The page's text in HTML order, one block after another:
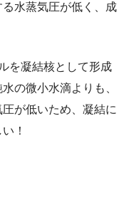
水蒸気圧が低く、成
を凝結核として形成
の微小水滴よりも、
が低いため、凝結に
！